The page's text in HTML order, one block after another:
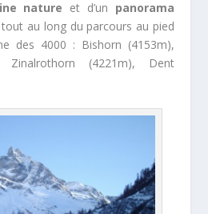
nature et d’un panorama
tout au long du parcours au pied
des 4000 : Bishorn (4153m),
Zinalrothorn (4221m), Dent